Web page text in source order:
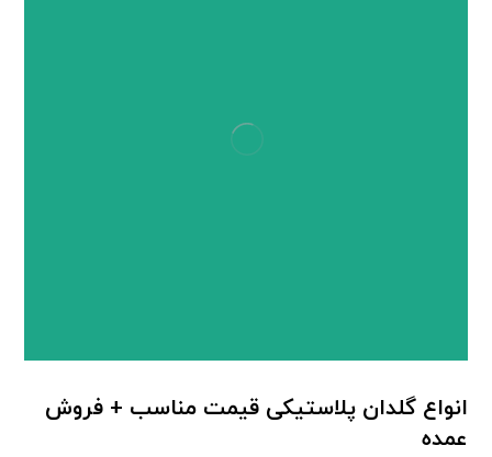
انواع گلدان پلاستیکی قیمت مناسب + فروش
عمده